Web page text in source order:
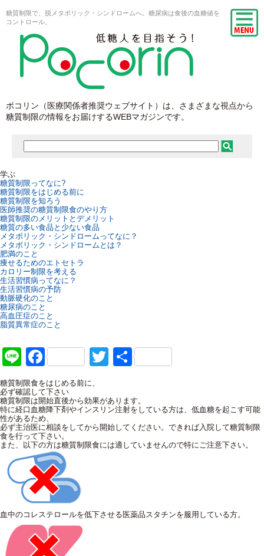
糖質制限で、脱メタボリック・シンドロームへ。糖尿病は食後の血糖値を
コントロール。
ポコリン（医療関係者推奨ウェブサイト）は、さまざまな視点から
糖質制限の情報をお届けするWEBマガジンです。
学ぶ
糖質制限ってなに?
糖質制限をはじめる前に
糖質制限を知ろう
医師推奨の糖質制限食のやり方
糖質制限のメリットとデメリット
糖質の多い食品と少ない食品
メタボリック・シンドロームってなに？
メタボリック・シンドロームとは？
肥満のこと
痩せるためのエトセトラ
カロリー制限を考える
生活習慣病ってなに？
生活習慣病の予防
動脈硬化のこと
糖尿病のこと
高血圧症のこと
脂質異常症のこと
LineFacebookTwitter
共
糖質制限食をはじめる前に、
必ず確認して下さい
糖質制限は開始直後から効果があります。
特に経口血糖降下剤やインスリン注射をしている方は、低血糖を起こす可能
性があるため、
必ず主治医に相談をしてから開始してください。できれば入院して糖質制限
食を行って下さい。
また、以下の方は糖質制限食には適していませんので特にご注意下さい。
血中のコレステロールを低下させる医薬品スタチンを服用している方。